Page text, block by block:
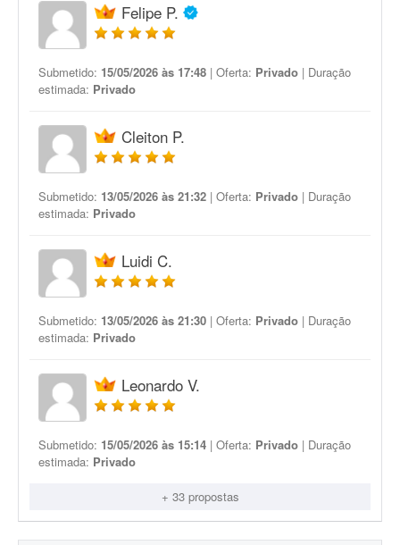
Felipe P.
Submetido: 15/05/2026 às 17:48 | Oferta: Privado | Duração
estimada: Privado
Cleiton P.
Submetido: 13/05/2026 às 21:32 | Oferta: Privado | Duração
estimada: Privado
Luidi C.
Submetido: 13/05/2026 às 21:30 | Oferta: Privado | Duração
estimada: Privado
Leonardo V.
Submetido: 15/05/2026 às 15:14 | Oferta: Privado | Duração
estimada: Privado
+ 33 propostas